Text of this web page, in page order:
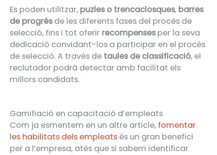
Es poden utilitzar, puzles o trencaclosques, barres
de progrés de les diferents fases del procés de
selecció, fins i tot oferir recompenses per la seva
dedicació convidant-los a participar en el procés
de selecció. A través de taules de classificació, el
reclutador podrà detectar amb facilitat els
millors candidats.
Gamifiació en capacitació d’empleats
Com ja esmentem en un altre article, fomentar
les habilitats dels empleats és un gran benefici
per a l’empresa, atès que si sabem identificar